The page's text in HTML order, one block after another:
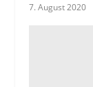
7. August 2020